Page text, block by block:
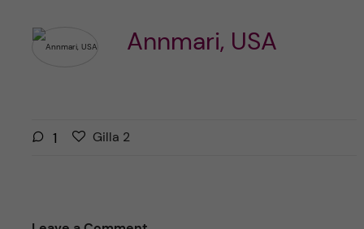
Annmari, USA
1
G
a
Gilla 2g